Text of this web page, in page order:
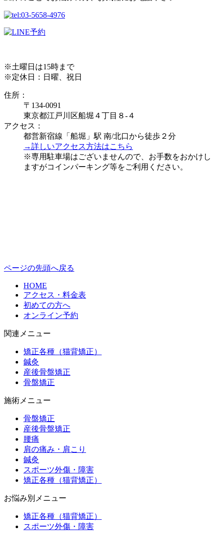
※土曜日は15時まで
※定休日：日曜、祝日
住所：
〒134-0091
東京都江戸川区船堀４丁目８-４
アクセス：
都営新宿線「船堀」駅 南/北口から徒歩２分
→詳しいアクセス方法はこちら
※専用駐車場はございませんので、お手数をおかけし
ますがコインパーキング等をご利用ください。
ページの先頭へ戻る
HOME
アクセス・料金表
初めての方へ
オンライン予約
関連メニュー
矯正各種（猫背矯正）
鍼灸
産後骨盤矯正
骨盤矯正
施術メニュー
骨盤矯正
産後骨盤矯正
腰痛
肩の痛み・肩こり
鍼灸
スポーツ外傷・障害
矯正各種（猫背矯正）
お悩み別メニュー
矯正各種（猫背矯正）
スポーツ外傷・障害